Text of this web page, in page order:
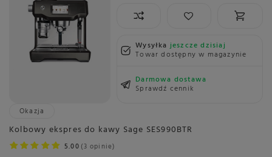
Wysyłkajeszcze dzisiaj
Towar dostępny w magazynie
Darmowa dostawa
Sprawdź cennik
Okazja
Kolbowy ekspres do kawy Sage SES990BTR
5.00 3 opinie